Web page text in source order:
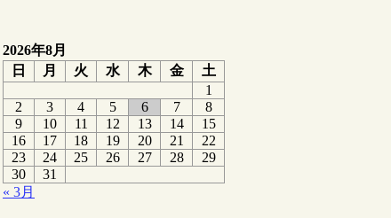
2026年8月
日
月 火 水 木 金
土
1
2
3 4 5 6 7
8
9
10 11 12 13 14
15
16
17 18 19 20 21
22
23
24 25 26 27 28
29
30
31
« 3月